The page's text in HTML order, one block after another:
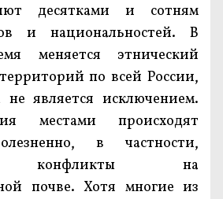
десятками и сотням
и национальностей. В
меняется этнический
по всей России,
является исключением.
местами происходят
в частности,
конфликты на
почве. Хотя многие из